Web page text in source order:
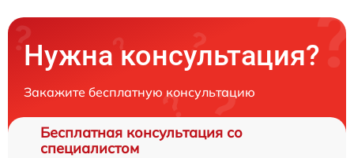
Нужна консультация?
Закажите бесплатную консультацию
Бесплатная консультация со
специалистом